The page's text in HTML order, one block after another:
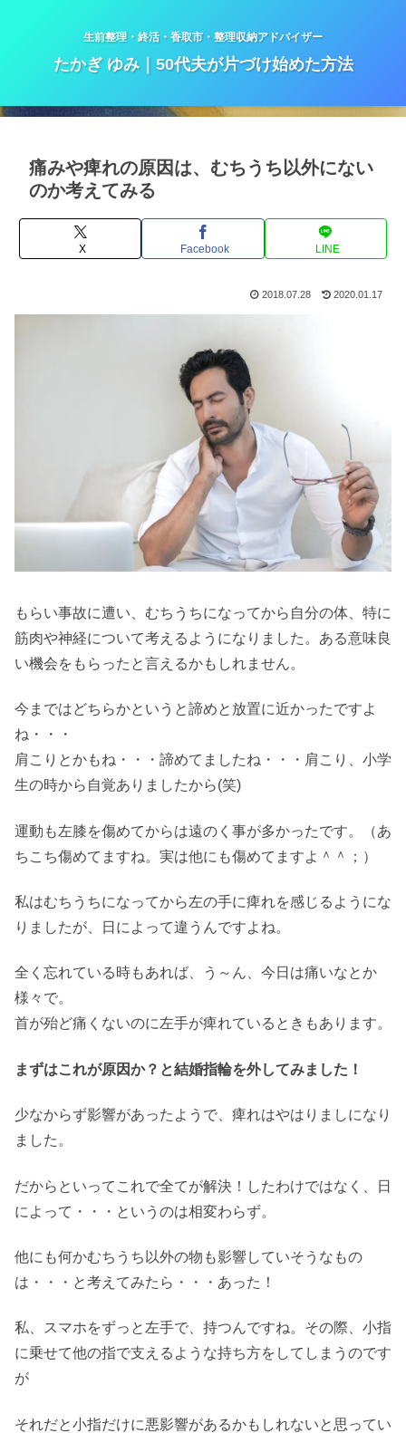
生前整理・終活・香取市・整理収納アドバイザー
たかぎ ゆみ｜50代夫が片づけ始めた方法
痛みや痺れの原因は、むちうち以外にない
のか考えてみる
X Facebook LINE
2018.07.28 2020.01.17
もらい事故に遭い、むちうちになってから自分の体、特に
筋肉や神経について考えるようになりました。ある意味良
い機会をもらったと言えるかもしれません。
今まではどちらかというと諦めと放置に近かったですよ
ね・・・
肩こりとかもね・・・諦めてましたね・・・肩こり、小学
生の時から自覚ありましたから(笑)
運動も左膝を傷めてからは遠のく事が多かったです。（あ
ちこち傷めてますね。実は他にも傷めてますよ＾＾；）
私はむちうちになってから左の手に痺れを感じるようにな
りましたが、日によって違うんですよね。
全く忘れている時もあれば、う～ん、今日は痛いなとか
様々で。
首が殆ど痛くないのに左手が痺れているときもあります。
まずはこれが原因か？と結婚指輪を外してみました！
少なからず影響があったようで、痺れはやはりましになり
ました。
だからといってこれで全てが解決！したわけではなく、日
によって・・・というのは相変わらず。
他にも何かむちうち以外の物も影響していそうなもの
は・・・と考えてみたら・・・あった！
私、スマホをずっと左手で、持つんですね。その際、小指
に乗せて他の指で支えるような持ち方をしてしまうのです
が
それだと小指だけに悪影響があるかもしれないと思ってい